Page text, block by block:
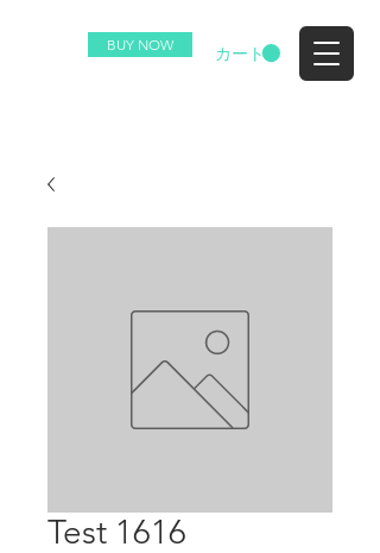
BUY NOW カート
Test 1616